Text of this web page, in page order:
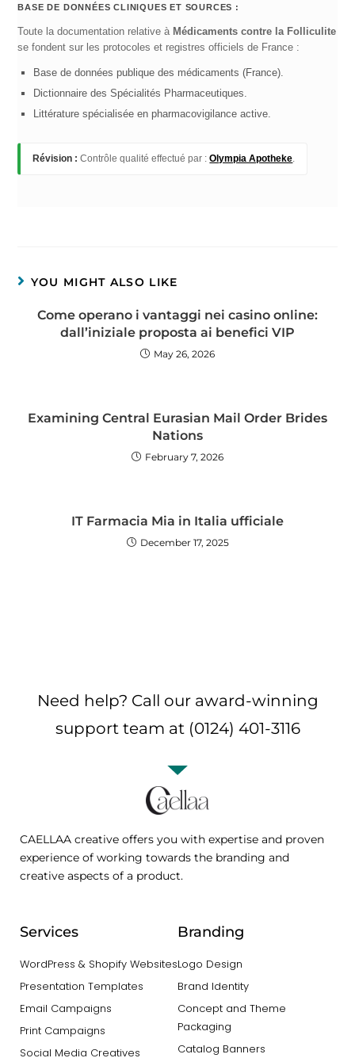
BASE DE DONNÉES CLINIQUES ET SOURCES :
Toute la documentation relative à Médicaments contre la Folliculite
se fondent sur les protocoles et registres officiels de France :
Base de données publique des médicaments (France).
Dictionnaire des Spécialités Pharmaceutiques.
Littérature spécialisée en pharmacovigilance active.
Révision :Contrôle qualité effectué par :Olympia Apotheke.
YOU MIGHT ALSO LIKE
Come operano i vantaggi nei casino online:
dall’iniziale proposta ai benefici VIP
May 26, 2026
Examining Central Eurasian Mail Order Brides
Nations
February 7, 2026
IT Farmacia Mia in Italia ufficiale
December 17, 2025
Need help? Call our award-winning
support team at (0124) 401-3116
CAELLAA creative offers you with expertise and proven
experience of working towards the branding and
creative aspects of a product.
Services
WordPress & Shopify Websites
Presentation Templates
Email Campaigns
Print Campaigns
Social Media Creatives
Branding
Logo Design
Brand Identity
Concept and Theme
Packaging
Catalog Banners